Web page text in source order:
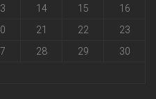
14 15
16
21 22
23
28 29
30